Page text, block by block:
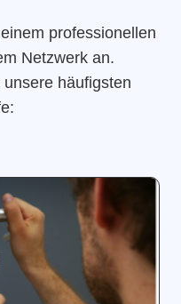
professionellen
Netzwerk an.
häufigsten